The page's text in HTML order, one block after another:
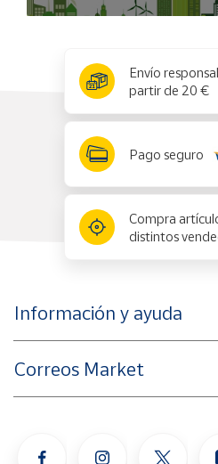
Envío
partir de 20 €
Pago seguro
Compra
distintos
Información y ayuda
Correos Market